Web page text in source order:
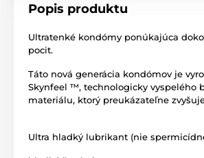
Popis produktu
Ultratenké kondómy ponúkajúca
pocit.
Táto nová generácia kondómov je
Skynfeel ™, technologicky vyspelého
materiálu, ktorý preukázateľne
Ultra hladký lubrikant (nie